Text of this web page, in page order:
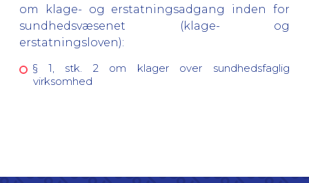
om klage- og erstatningsadgang inden for
sundhedsvæsenet (klage- og
erstatningsloven):
§ 1, stk. 2 om klager over sundhedsfaglig
virksomhed